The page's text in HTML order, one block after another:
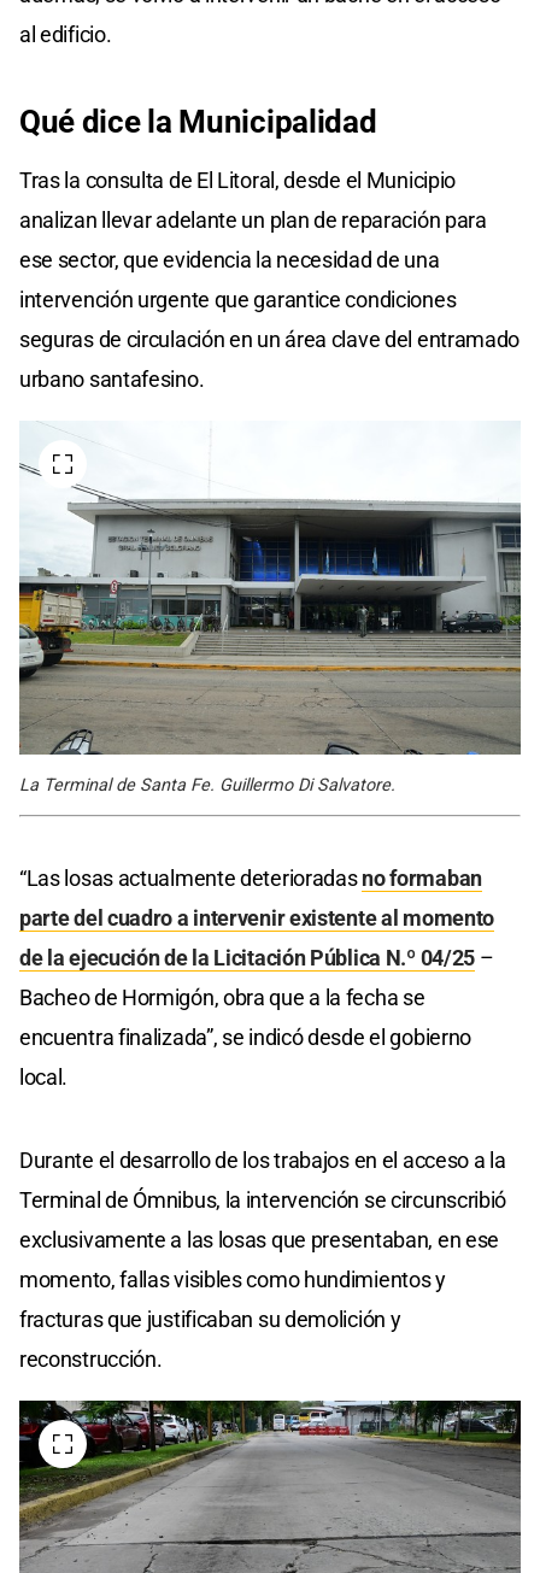
al edificio.
Qué dice la Municipalidad
Tras la consulta de El Litoral, desde el Municipio
analizan llevar adelante un plan de reparación para
ese sector, que evidencia la necesidad de una
intervención urgente que garantice condiciones
seguras de circulación en un área clave del entramado
urbano santafesino.
La Terminal de Santa Fe. Guillermo Di Salvatore.
“Las losas actualmente deterioradasno formaban
parte del cuadro a intervenir existente al momento
de la ejecución de la Licitación Pública N.º 04/25 –
Bacheo de Hormigón, obra que a la fecha se
encuentra finalizada”, se indicó desde el gobierno
local.
Durante el desarrollo de los trabajos en el acceso a la
Terminal de Ómnibus, la intervención se circunscribió
exclusivamente a las losas que presentaban, en ese
momento, fallas visibles como hundimientos y
fracturas que justificaban su demolición y
reconstrucción.